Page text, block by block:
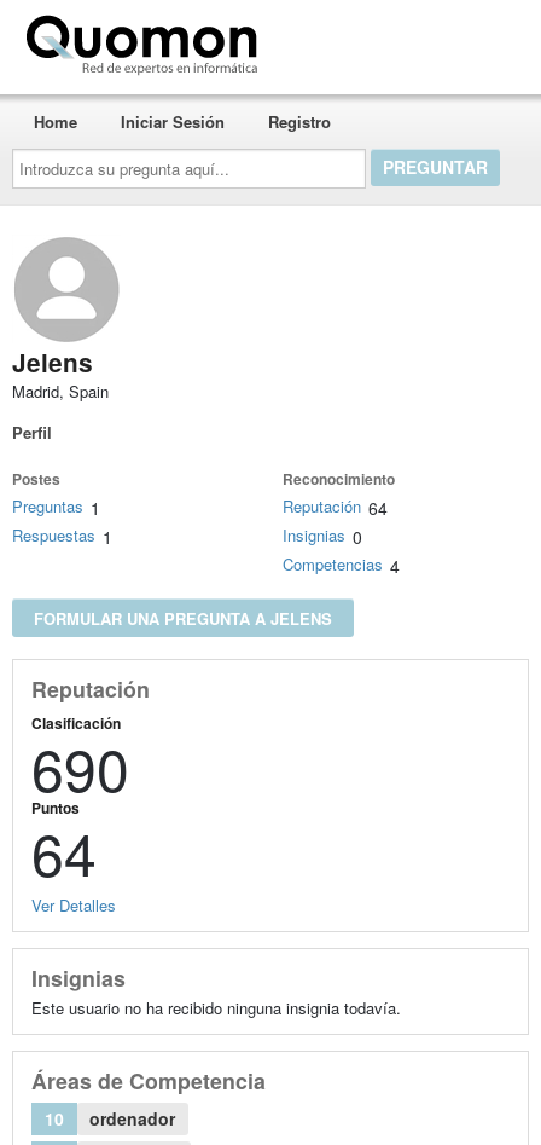
Introduzca
su
pregunta
aquí...
Home Iniciar Sesión Registro
Jelens
Madrid, Spain
Perfil
Postes
Preguntas 1
Respuestas 1
Reconocimiento
Reputación 64
Insignias 0
Competencias 4
FORMULAR UNA PREGUNTA A JELENS
Reputación
Clasificación
690
Puntos
64
Ver Detalles
Insignias
Este usuario no ha recibido ninguna insignia todavía.
Áreas de Competencia
10
ordenador